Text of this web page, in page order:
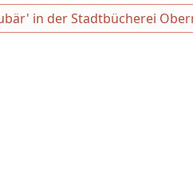
in der Stadtbücherei